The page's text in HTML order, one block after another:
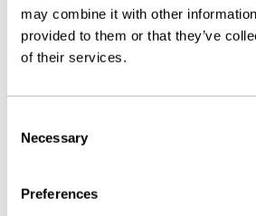
may combine it with other
provided to them or that they’ve
of their services.
Selection
Necessary
Preferences
LUFT- RAUMFAHRT